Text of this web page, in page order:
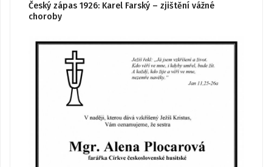
Český zápas 1926: Karel Farský – zjištění vážné
choroby